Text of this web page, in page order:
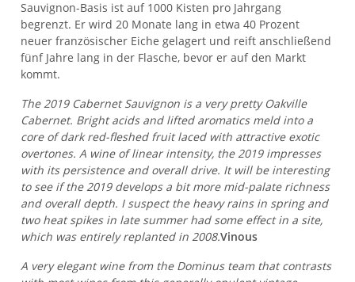
Sauvignon-Basis ist auf 1000 Kisten pro Jahrgang
begrenzt. Er wird 20 Monate lang in etwa 40 Prozent
neuer französischer Eiche gelagert und reift anschließend
fünf Jahre lang in der Flasche, bevor er auf den Markt
kommt.
The 2019 Cabernet Sauvignon is a very pretty Oakville
Cabernet. Bright acids and lifted aromatics meld into a
core of dark red-fleshed fruit laced with attractive exotic
overtones. A wine of linear intensity, the 2019 impresses
with its persistence and overall drive. It will be interesting
to see if the 2019 develops a bit more mid-palate richness
and overall depth. I suspect the heavy rains in spring and
two heat spikes in late summer had some effect in a site,
which was entirely replanted in 2008.Vinous
A very elegant wine from the Dominus team that contrasts